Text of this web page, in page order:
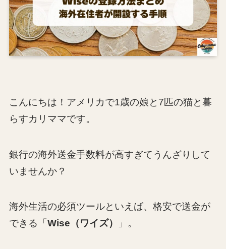
こんにちは！アメリカで1歳の娘と7匹の猫と暮
らすカリママです。
銀行の海外送金手数料が高すぎてうんざりして
いませんか？
海外生活の必須ツールといえば、格安で送金が
できる「 Wise（ワイズ） 」。